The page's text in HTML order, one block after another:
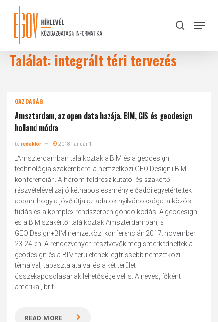
content
search
Menu
Találat: integrált téri tervezés
GAZDASÁG
Amszterdam, az open data hazája. BIM, GIS és geodesign
holland módra
byredaktor 2018. január 1.
„Amszterdamban találkoztak a BIM és a geodesign
technológia szakemberei a nemzetközi GEO|Design+BIM
konferencián. A három földrész kutatói és szakértői
részvételével zajló kétnapos esemény előadói egyetértettek
abban, hogy a jövő útja az adatok nyilvánossága, a közös
tudás és a komplex rendszerben gondolkodás. A geodesign
és a BIM szakértői találkoztak Amszterdamban, a
GEO|Design+BIM nemzetközi konferencián 2017. november
23-24-én. A rendezvényen résztvevők megismerkedhettek a
geodesign és a BIM területének legfrissebb nemzetközi
témáival, tapasztalataival és a két terület
összekapcsolásának lehetőségeivel is. A neves, főként
amerikai, brit,...
READ MORE
Close